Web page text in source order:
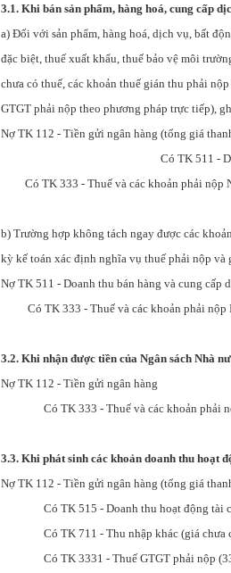
3.1. Khi bán sản phẩm, hàng hoá, cung cấp
a) Đối với sản phẩm, hàng hoá, dịch vụ, bất
đặc biệt, thuế xuất khẩu, thuế bảo vệ môi
chưa có thuế, các khoản thuế gián thu phải
GTGT phải nộp theo phương pháp trực tiếp),
Nợ TK 112 - Tiền gửi ngân hàng (tổng giá
Có TK 511 -
Có TK 333 - Thuế và các khoản phải nộp
b) Trường hợp không tách ngay được các
kỳ kế toán xác định nghĩa vụ thuế phải nộp và
Nợ TK 511 - Doanh thu bán hàng và cung cấp
Có TK 333 - Thuế và các khoản phải nộp
3.2. Khi nhận được tiền của Ngân sách Nhà
Nợ TK 112 - Tiền gửi ngân hàng
Có TK 333 - Thuế và các khoản phải
3.3. Khi phát sinh các khoản doanh thu hoạt
Nợ TK 112 - Tiền gửi ngân hàng (tổng giá
Có TK 515 - Doanh thu hoạt động tài
Có TK 711 - Thu nhập khác (giá chưa
Có TK 3331 - Thuế GTGT phải nộp